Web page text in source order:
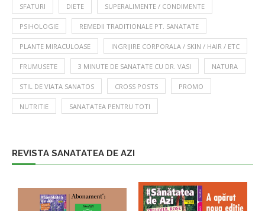
SFATURI DIETE SUPERALIMENTE / CONDIMENTE
PSIHOLOGIE REMEDII TRADITIONALE PT. SANATATE
PLANTE MIRACULOASE INGRIJIRE CORPORALA / SKIN / HAIR / ETC
FRUMUSETE 3 MINUTE DE SANATATE CU DR. VASI NATURA
STIL DE VIATA SANATOS CROSS POSTS PROMO
NUTRITIE SANATATEA PENTRU TOTI
REVISTA SANATATEA DE AZI